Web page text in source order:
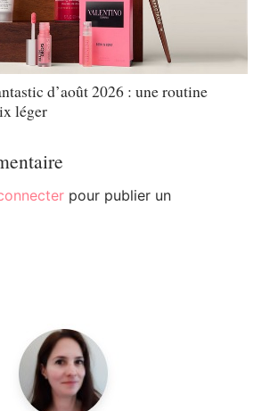
d’août 2026 : une routine
léger
pour publier un